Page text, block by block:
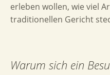
erleben wollen, wie viel
traditionellen Gericht
Warum sich ein